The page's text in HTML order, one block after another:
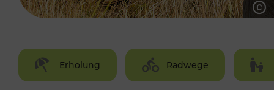
Erholung Radwege